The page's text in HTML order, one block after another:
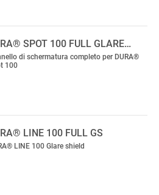
SPOT 100 FULL GLARE…
di schermatura completo per DURA®
100
LINE 100 FULL GS
LINE 100 Glare shield